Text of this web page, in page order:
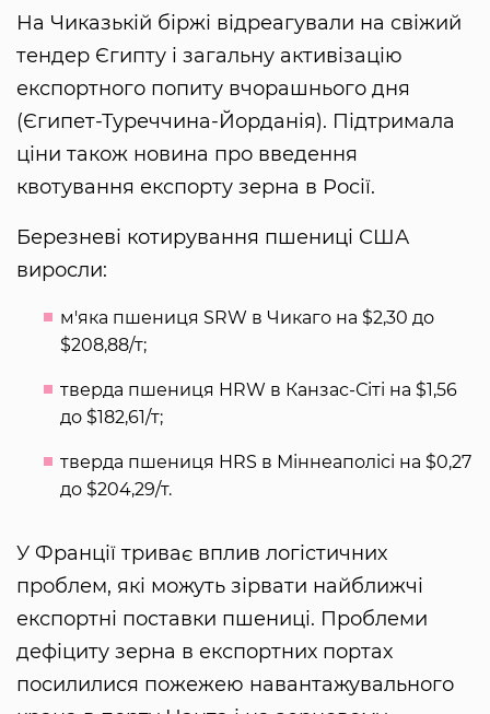
На Чиказькій біржі відреагували на свіжий
тендер Єгипту і загальну активізацію
експортного попиту вчорашнього дня
(Єгипет-Туреччина-Йорданія). Підтримала
ціни також новина про введення
квотування експорту зерна в Росії.
Березневі котирування пшениці США
виросли:
м'яка пшениця SRW в Чикаго на $2,30 до
$208,88/т;
тверда пшениця HRW в Канзас-Сіті на $1,56
до $182,61/т;
тверда пшениця HRS в Міннеаполісі на $0,27
до $204,29/т.
У Франції триває вплив логістичних
проблем, які можуть зірвати найближчі
експортні поставки пшениці. Проблеми
дефіциту зерна в експортних портах
посилилися пожежею навантажувального